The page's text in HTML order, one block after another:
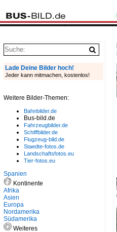
Lade Deine Bilder hoch!
Jeder kann mitmachen, kostenlos!
Weitere Bilder-Themen:
Bahnbilder.de
Bus-bild.de
Fahrzeugbilder.de
Schiffbilder.de
Flugzeug-bild.de
Staedte-fotos.de
Landschaftsfotos.eu
Tier-fotos.eu
Spanien
Kontinente
Afrika
Asien
Europa
Nordamerika
Südamerika
Weiteres